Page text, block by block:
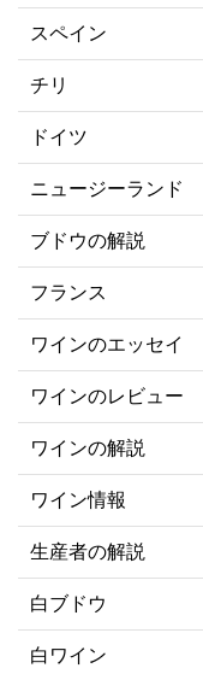
スペイン
チリ
ドイツ
ニュージーランド
ブドウの解説
フランス
ワインのエッセイ
ワインのレビュー
ワインの解説
ワイン情報
生産者の解説
白ブドウ
白ワイン